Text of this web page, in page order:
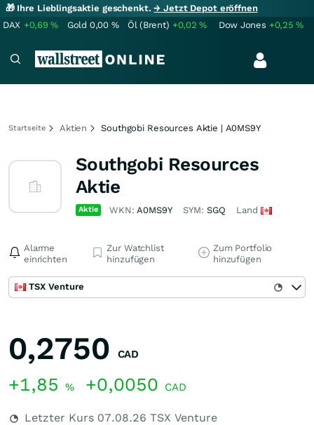
🎁 Ihre Lieblingsaktie geschenkt.→ Jetzt Depot eröffnen
DAX +0,69% Gold 0,00 % Öl (Brent) +0,02% Dow Jones +0,25%
Startseite Aktien Southgobi Resources Aktie | A0MS9Y
Southgobi Resources
Aktie
Aktie WKN:A0MS9Y SYM: SGQ Land
Alarme
einrichten
Zur Watchlist
hinzufügen
Zum Portfolio
hinzufügen
TSX Venture
0,2750 CAD
+1,85 % +0,0050 CAD
Letzter Kurs 07.08.26 TSX Venture